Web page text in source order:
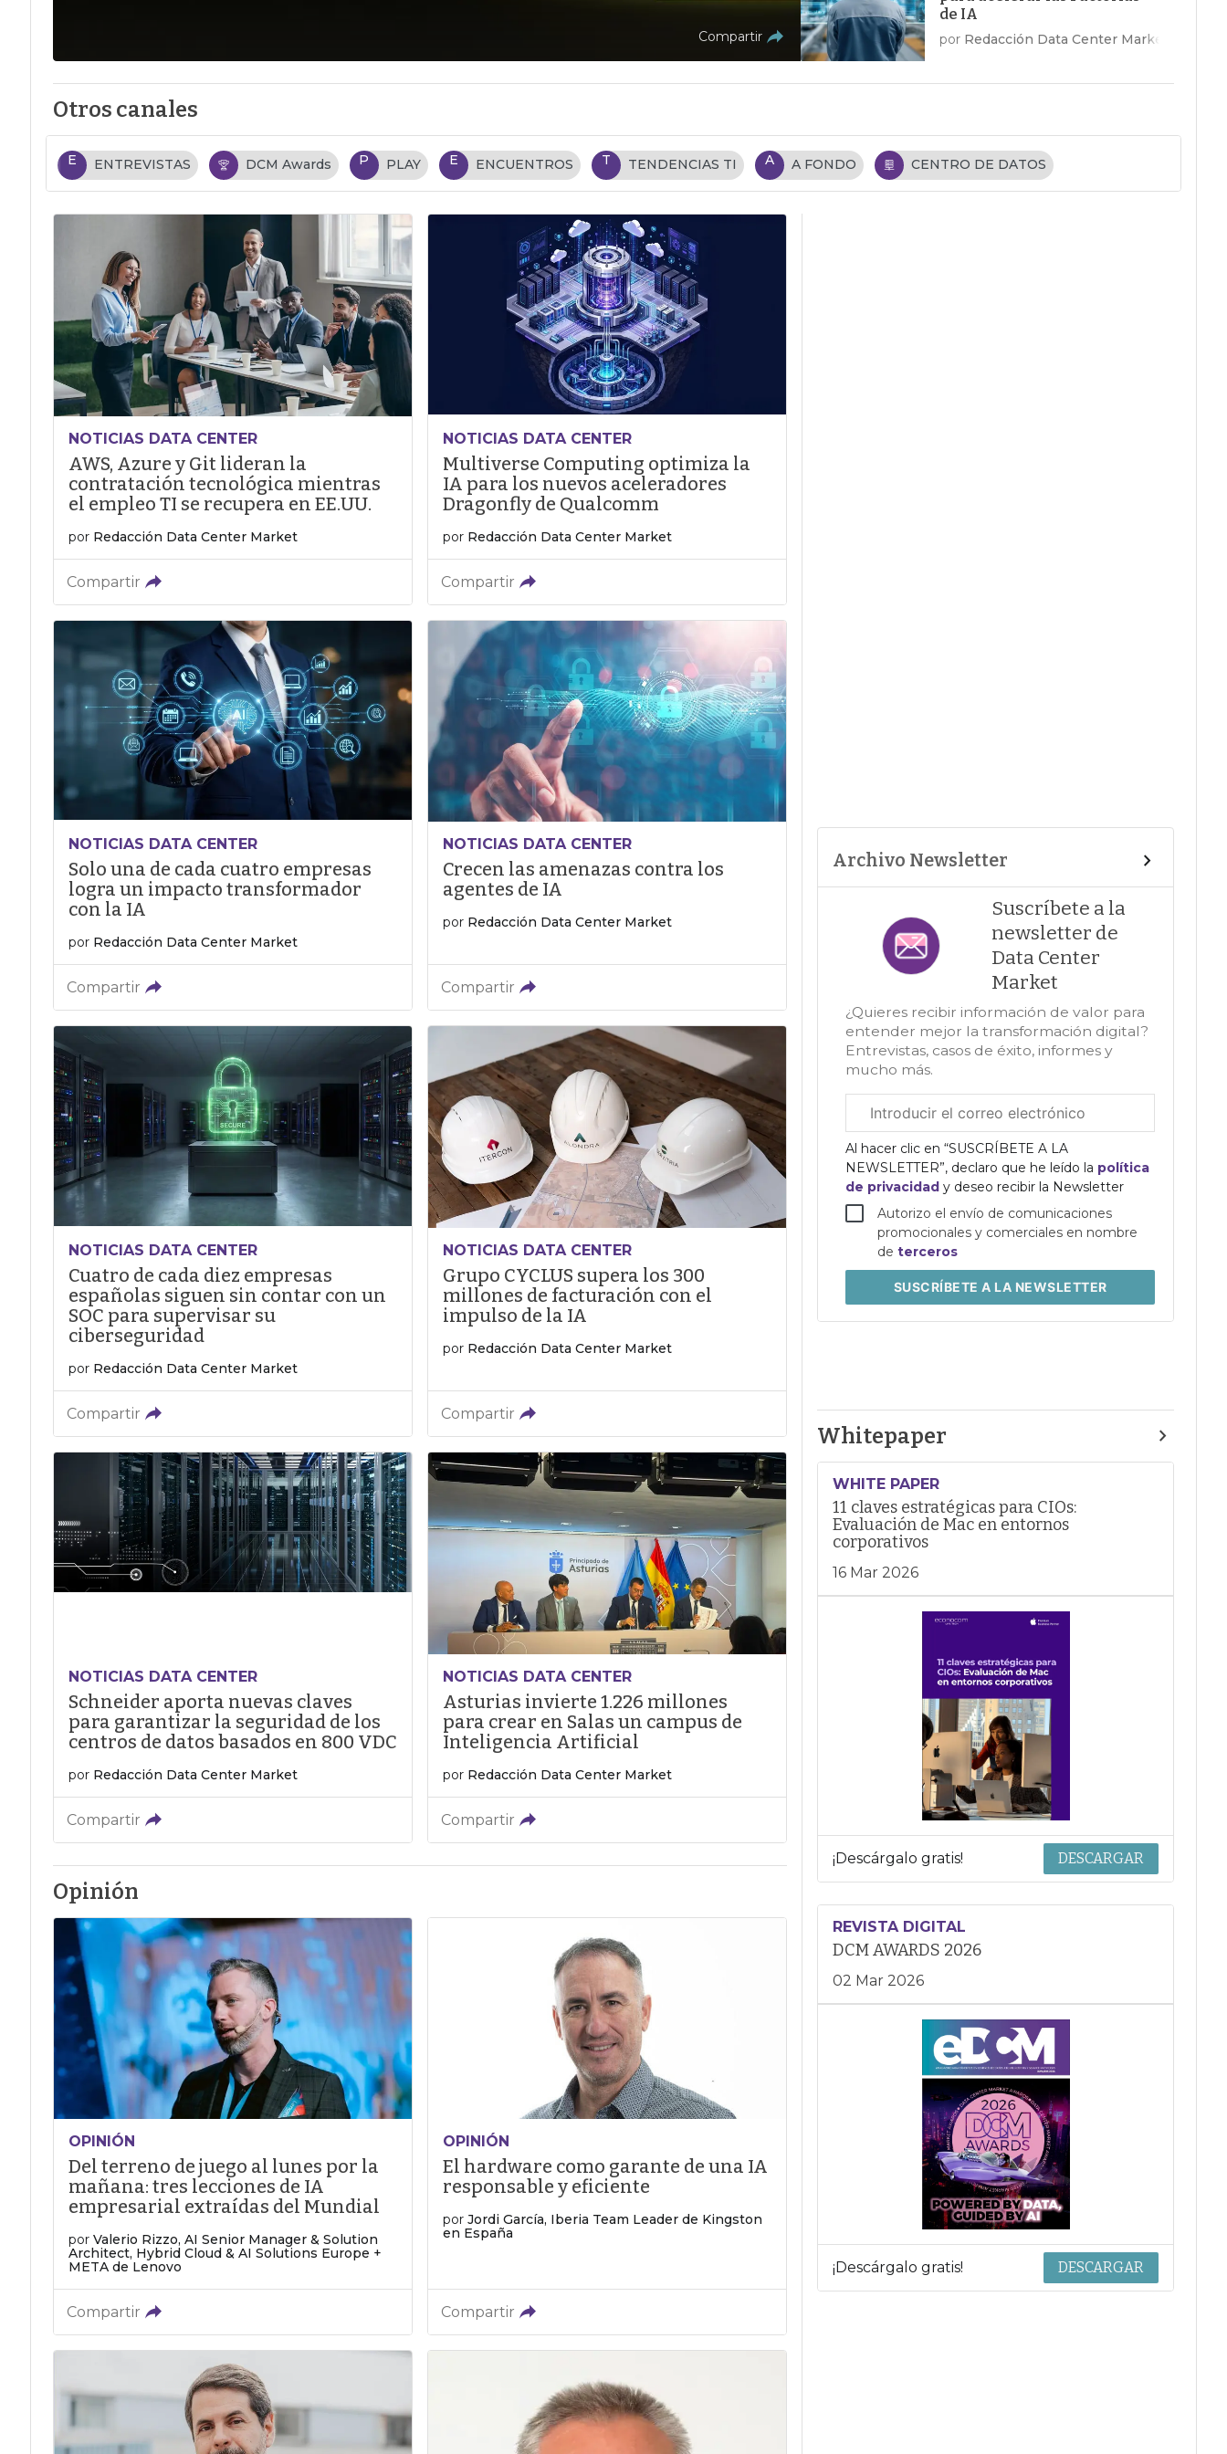
Compartir
de IA
por Redacción Data Center Market
Otros canales
E ENTREVISTAS DCM Awards P PLAY E ENCUENTROS T TENDENCIAS TI A A FONDO CENTRO DE DATOS
NOTICIAS DATA CENTER
AWS, Azure y Git lideran la
contratación tecnológica mientras
el empleo TI se recupera en EE.UU.
por Redacción Data Center Market
Compartir
NOTICIAS DATA CENTER
Multiverse Computing optimiza la
IA para los nuevos aceleradores
Dragonfly de Qualcomm
por Redacción Data Center Market
Compartir
NOTICIAS DATA CENTER
Solo una de cada cuatro empresas
logra un impacto transformador
con la IA
por Redacción Data Center Market
Compartir
NOTICIAS DATA CENTER
Crecen las amenazas contra los
agentes de IA
por Redacción Data Center Market
Compartir
NOTICIAS DATA CENTER
Cuatro de cada diez empresas
españolas siguen sin contar con un
SOC para supervisar su
ciberseguridad
por Redacción Data Center Market
Compartir
NOTICIAS DATA CENTER
Grupo CYCLUS supera los 300
millones de facturación con el
impulso de la IA
por Redacción Data Center Market
Compartir
NOTICIAS DATA CENTER
Schneider aporta nuevas claves
para garantizar la seguridad de los
centros de datos basados en 800 VDC
por Redacción Data Center Market
Compartir
NOTICIAS DATA CENTER
Asturias invierte 1.226 millones
para crear en Salas un campus de
Inteligencia Artificial
por Redacción Data Center Market
Compartir
Opinión
OPINIÓN
Del terreno de juego al lunes por la
mañana: tres lecciones de IA
empresarial extraídas del Mundial
por Valerio Rizzo, AI Senior Manager & Solution
Architect, Hybrid Cloud & AI Solutions Europe +
META de Lenovo
Compartir
OPINIÓN
El hardware como garante de una IA
responsable y eficiente
por Jordi García, Iberia Team Leader de Kingston
en España
Compartir
Archivo Newsletter
Suscríbete a la
newsletter de
Data Center
Market
¿Quieres recibir información de valor para
entender mejor la transformación digital?
Entrevistas, casos de éxito, informes y
mucho más.
electrónico
corporativo
Al hacer clic en “SUSCRÍBETE A LA
NEWSLETTER”, declaro que he leído la política
de privacidady deseo recibir la Newsletter
Autorizo el envío de comunicaciones
promocionales y comerciales en nombre
deterceros
SUSCRÍBETEA LA NEWSLETTER
Whitepaper
WHITE PAPER
11 claves estratégicas para CIOs:
Evaluación de Mac en entornos
corporativos
16 Mar 2026
¡Descárgalo gratis! DESCARGAR
REVISTA DIGITAL
DCM AWARDS 2026
02 Mar 2026
¡Descárgalo gratis! DESCARGAR